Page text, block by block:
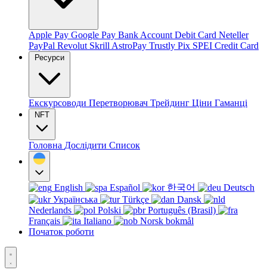
Apple Pay Google Pay Bank Account Debit Card Neteller
PayPal Revolut Skrill AstroPay Trustly Pix SPEI Credit Card
Ресурси
Екскурсоводи Перетворювач Трейдинг Ціни Гаманці
NFT
Головна Дослідити Список
English Español 한국어
Deutsch
Українська
Türkçe
Dansk
Nederlands
Polski
Português (Brasil)
Français
Italiano
Norsk bokmål
Початок роботи